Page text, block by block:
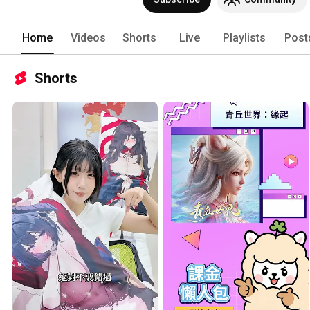
Home Videos Shorts Live Playlists
Shorts